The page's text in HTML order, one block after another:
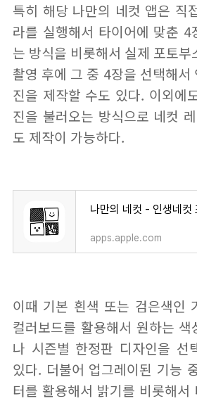
특히 해당 나만의 네컷 앱은 직
라를 실행해서 타이어에 맞춘
는 방식을 비롯해서 실제 포토
촬영 후에 그 중 4장을 선택해서
진을 제작할 수도 있다. 이외에
진을 불러오는 방식으로 네컷
도 제작이 가능하다.
apps.apple.com
이때 기본 흰색 또는 검은색인
컬러보드를 활용해서 원하는
나 시즌별 한정판 디자인을 선
있다. 더불어 업그레이된 기능
터를 활용해서 밝기를 비롯해